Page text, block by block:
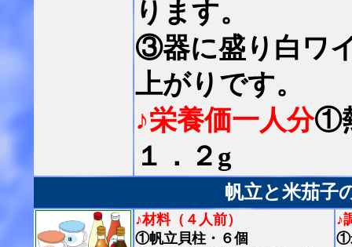
ります。
③器に盛り白ワ
上がりです。
♪栄養価一人分①
１．２g
帆立と米茄子
♪材料（４人前）
①帆立貝柱・６個
♪
①